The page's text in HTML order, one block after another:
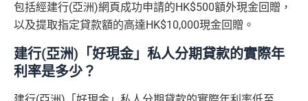
包括經建行(亞洲)網頁成功申請的HK$500額外現金回贈，
以及提取指定貸款額的高達HK$10,000現金回贈。
建行(亞洲)「好現金」私人分期貸款的實際年
利率是多少？